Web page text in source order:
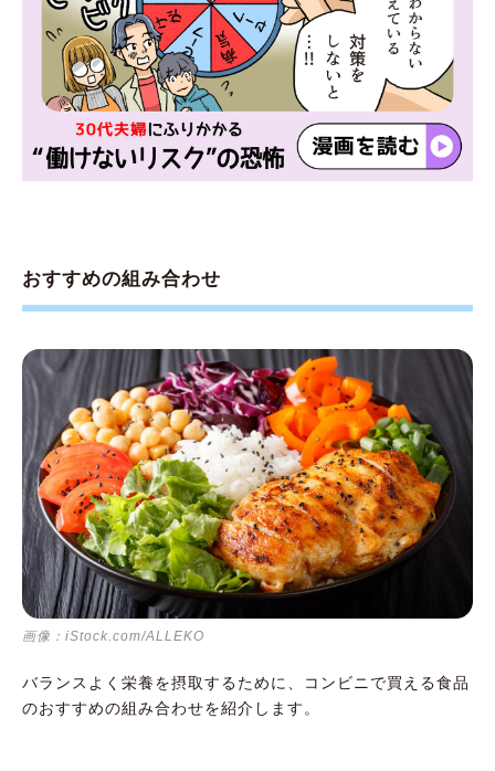
おすすめの組み合わせ
画像：iStock.com/ALLEKO
バランスよく栄養を摂取するために、コンビニで買える食品
のおすすめの組み合わせを紹介します。